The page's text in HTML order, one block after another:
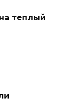
теплый